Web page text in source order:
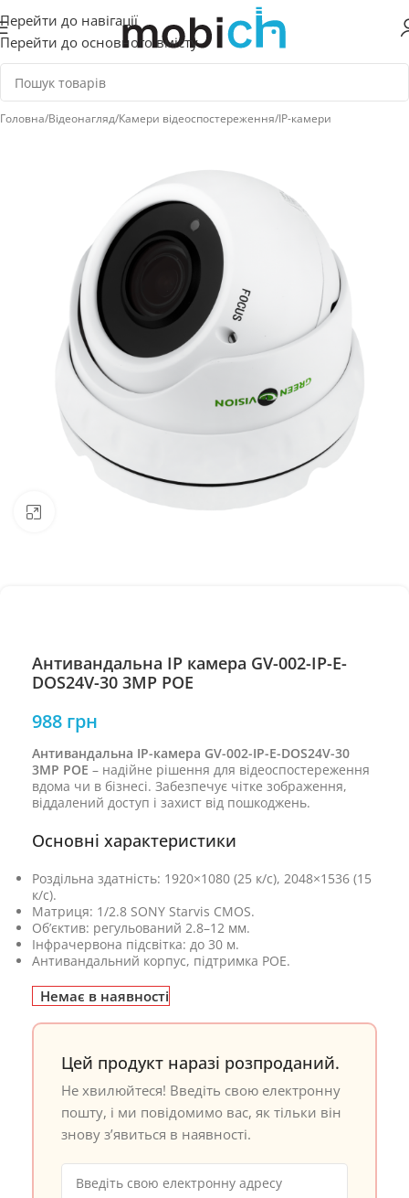
Перейти до навігації
Перейти до основного вмісту
Головна/Відеонагляд/Камери відеоспостереження/IP-камери
Натисніть, щоб збільшити
Антивандальна IP камера GV-002-IP-E-
DOS24V-30 3MP POE
988 грн
Антивандальна IP-камера GV-002-IP-E-DOS24V-30
3MP POE – надійне рішення для відеоспостереження
вдома чи в бізнесі. Забезпечує чітке зображення,
віддалений доступ і захист від пошкоджень.
Основні характеристики
Роздільна здатність: 1920×1080 (25 к/с), 2048×1536 (15
к/с).
Матриця: 1/2.8 SONY Starvis CMOS.
Об’єктив: регульований 2.8–12 мм.
Інфрачервона підсвітка: до 30 м.
Антивандальний корпус, підтримка POE.
Немає в наявності
Цей продукт наразі розпроданий.
Не хвилюйтеся! Введіть свою електронну
пошту, і ми повідомимо вас, як тільки він
знову з’явиться в наявності.